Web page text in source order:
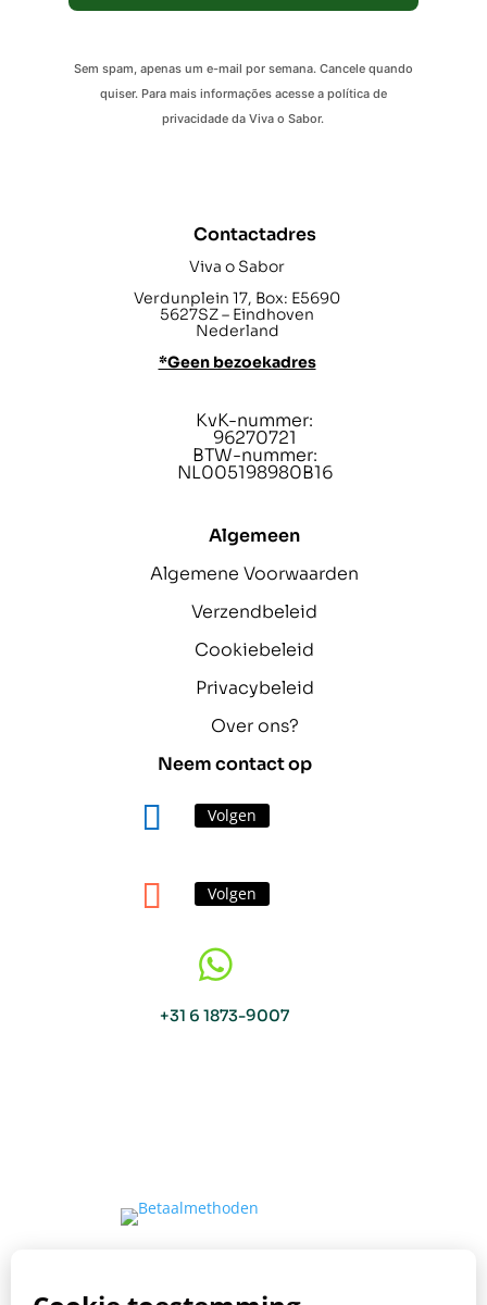
Sem spam, apenas um e-mail por semana. Cancele quando
quiser. Para mais informações acesse a política de
privacidade da Viva o Sabor.
Contactadres
Viva o Sabor
Verdunplein 17, Box: E5690
5627SZ – Eindhoven
Nederland
*Geen bezoekadres
KvK-nummer:
96270721
BTW-nummer:
NL005198980B16
Algemeen
Algemene Voorwaarden
Verzendbeleid
Cookiebeleid
Privacybeleid
Over ons?
Neem contact op
Volgen
Volgen

+31 6 1873-9007